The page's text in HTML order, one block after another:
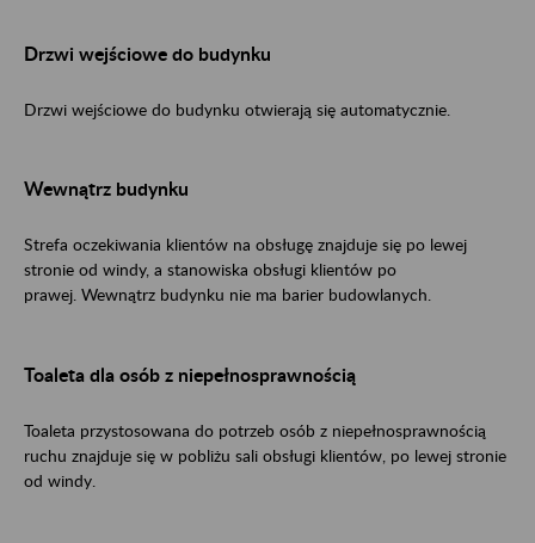
Drzwi wejściowe do budynku
Drzwi wejściowe do budynku otwierają się automatycznie.
Wewnątrz budynku
Strefa oczekiwania klientów na obsługę znajduje się po lewej
stronie od windy, a stanowiska obsługi klientów po
prawej. Wewnątrz budynku nie ma barier budowlanych.
Toaleta dla osób z niepełnosprawnością
Toaleta przystosowana do potrzeb osób z niepełnosprawnością
ruchu znajduje się w pobliżu sali obsługi klientów, po lewej stronie
od windy.